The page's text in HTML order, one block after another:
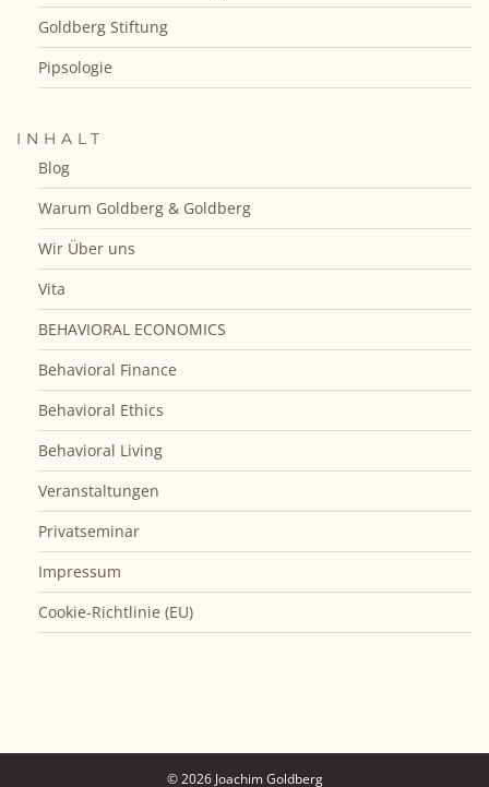
Goldberg Stiftung
Pipsologie
INHALT
Blog
Warum Goldberg & Goldberg
Wir Über uns
Vita
BEHAVIORAL ECONOMICS
Behavioral Finance
Behavioral Ethics
Behavioral Living
Veranstaltungen
Privatseminar
Impressum
Cookie-Richtlinie (EU)
© 2026 Joachim Goldberg